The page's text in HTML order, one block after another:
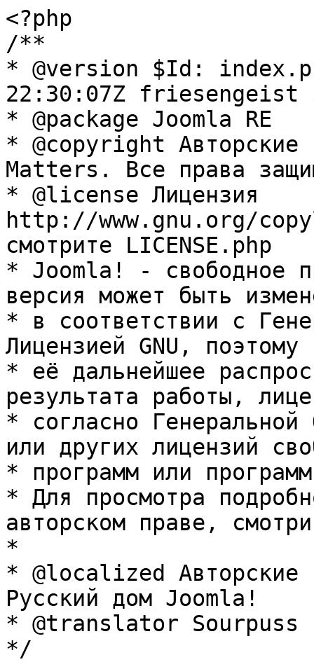
<?php
/**
* @version $Id:
22:30:07Z friesengeist
* @package Joomla RE
* @copyright Авторские
Matters. Все права
* @license Лицензия
http://www.gnu.org/
смотрите LICENSE.php
* Joomla! - свободное
версия может быть
* в соответствии с
Лицензией GNU, поэтому
* её дальнейшее
результата работы,
* согласно Генеральной
или других лицензий
* программ или
* Для просмотра
авторском праве,
*
* @localized Авторские
Русский дом Joomla!
* @translator Sourpuss
*/